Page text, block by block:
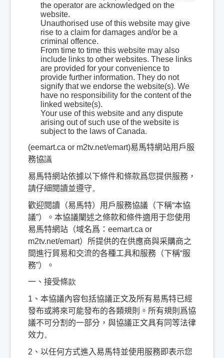
the operator are acknowledged on the
website.
Unauthorised use of this website may give
rise to a claim for damages and/or be a
criminal offence.
From time to time this website may also
include links to other websites. These links
are provided for your convenience to
provide further information. They do not
signify that we endorse the website(s). We
have no responsibility for the content of the
linked website(s).
Your use of this website and any dispute
arising out of such use of the website is
subject to the laws of Canada.
(eemart.ca or m2tv.net/emart)易馬特網站用戶服
務協議
易馬特網站依據以下條件和條款爲您提供服務，
請仔細閱讀並遵守。
歡迎閱讀（易馬特）用戶服務協議（下稱“本協
議”）。本協議闡述之條款和條件適用于您使用
易馬特網站（域名爲： eemart.ca or
m2tv.net/emart）所提供的在供應商與采購商之
間進行貿易和交流的各種工具和服務（下稱“服
務”）。
一、接受條款
1 、本協議內容包括協議正文及所有易馬特已經
發布或將來可能發布的各類規則。所有規則爲協
議不可分割的一部分，與協議正文具有同等法律
效力。
2 、以任何方式進入易馬特並使用服務即表示您